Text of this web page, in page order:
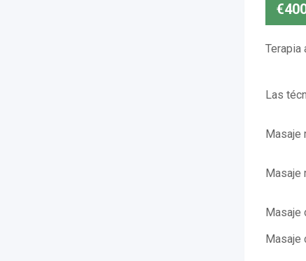
€
Terapia
Las
Masaje
Masaje
Masaje
Masaje